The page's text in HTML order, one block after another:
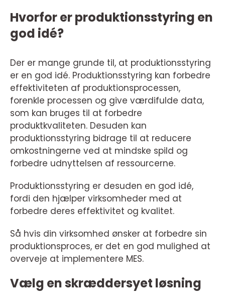
Hvorfor er produktionsstyring en
god idé?
Der er mange grunde til, at produktionsstyring
er en god idé. Produktionsstyring kan forbedre
effektiviteten af produktionsprocessen,
forenkle processen og give værdifulde data,
som kan bruges til at forbedre
produktkvaliteten. Desuden kan
produktionsstyring bidrage til at reducere
omkostningerne ved at mindske spild og
forbedre udnyttelsen af ressourcerne.
Produktionsstyring er desuden en god idé,
fordi den hjælper virksomheder med at
forbedre deres effektivitet og kvalitet.
Så hvis din virksomhed ønsker at forbedre sin
produktionsproces, er det en god mulighed at
overveje at implementere MES.
Vælg en skræddersyet løsning